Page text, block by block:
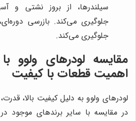
سیلندرها، از بروز نشتی و
جلوگیری می‌کند. بازرسی
جلوگیری می‌کند.
مقایسه لودرهای ولوو
اهمیت قطعات با کیفیت
لودرهای ولوو به دلیل کیفیت بالا،
در مقایسه با سایر برندهای موجود در